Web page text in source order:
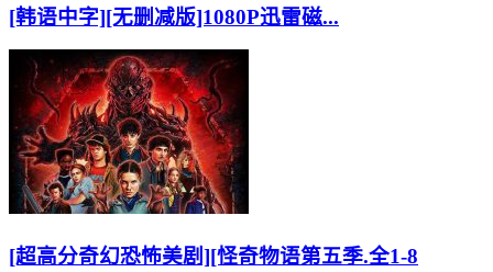
[韩语中字][无删减版]1080P迅雷磁...
[超高分奇幻恐怖美剧][怪奇物语第五季.全1-8